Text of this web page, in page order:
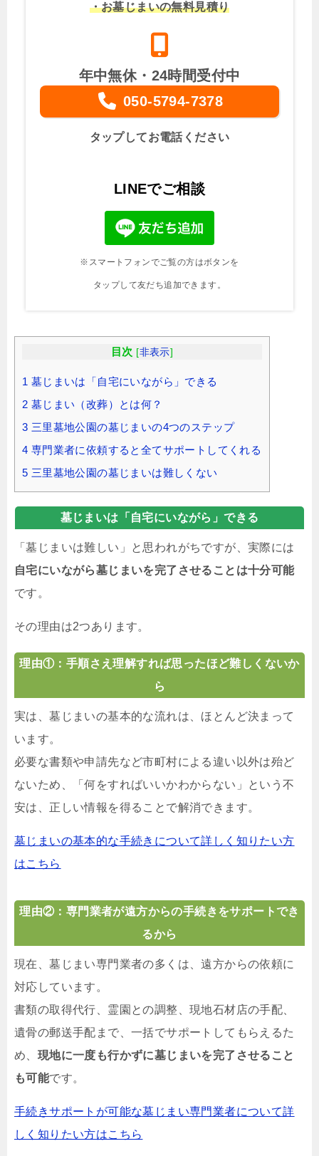
・お墓じまいの無料見積り
年中無休・24時間受付中
050-5794-7378
タップしてお電話ください
LINEでご相談
※スマートフォンでご覧の方はボタンを
タップして友だち追加できます。
目次 [非表示]
1 墓じまいは「自宅にいながら」できる
2 墓じまい（改葬）とは何？
3 三里墓地公園の墓じまいの4つのステップ
4 専門業者に依頼すると全てサポートしてくれる
5 三里墓地公園の墓じまいは難しくない
墓じまいは「自宅にいながら」できる
「墓じまいは難しい」と思われがちですが、実際には
自宅にいながら墓じまいを完了させることは十分可能
です。
その理由は2つあります。
理由①：手順さえ理解すれば思ったほど難しくないか
ら
実は、墓じまいの基本的な流れは、ほとんど決まって
います。
必要な書類や申請先など市町村による違い以外は殆ど
ないため、「何をすればいいかわからない」という不
安は、正しい情報を得ることで解消できます。
墓じまいの基本的な手続きについて詳しく知りたい方
はこちら
理由②：専門業者が遠方からの手続きをサポートでき
るから
現在、墓じまい専門業者の多くは、遠方からの依頼に
対応しています。
書類の取得代行、霊園との調整、現地石材店の手配、
遺骨の郵送手配まで、一括でサポートしてもらえるた
め、 現地に一度も行かずに墓じまいを完了させること
も可能です。
手続きサポートが可能な墓じまい専門業者について詳
しく知りたい方はこちら